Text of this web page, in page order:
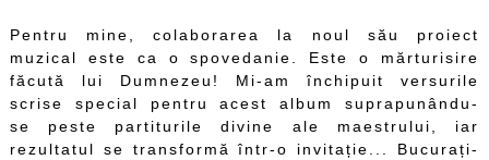
Pentru mine, colaborarea la noul său proiect
muzical este ca o spovedanie. Este o mărturisire
făcută lui Dumnezeu! Mi-am închipuit versurile
scrise special pentru acest album suprapunându-
se peste partiturile divine ale maestrului, iar
rezultatul se transformă într-o invitație... Bucurați-